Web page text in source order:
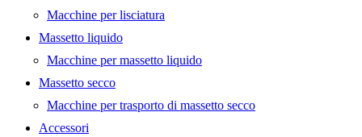
Macchine per lisciatura
Massetto liquido
Macchine per massetto liquido
Massetto secco
Macchine per trasporto di massetto secco
Accessori